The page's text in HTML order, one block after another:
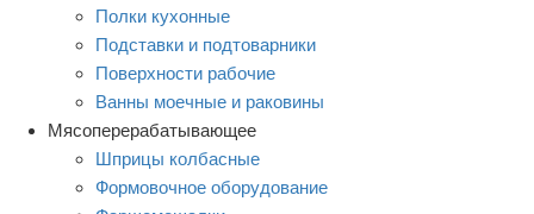
Полки кухонные
Подставки и подтоварники
Поверхности рабочие
Ванны моечные и раковины
Мясоперерабатывающее
Шприцы колбасные
Формовочное оборудование